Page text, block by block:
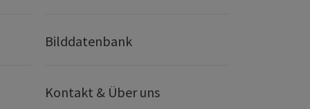
Bilddatenbank
Kontakt & Über uns